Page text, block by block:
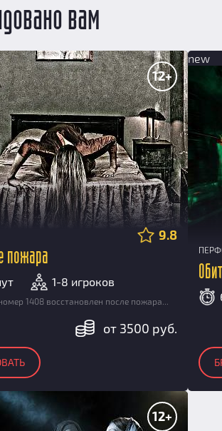
вам
12+
9.8
пожара
1-8 игроков
1408 восстановлен после пожара...
от 3500 руб.
new
12+